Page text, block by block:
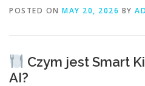
POSTED ON MAY 20, 2026 BY
Czym jest Smart
AI?